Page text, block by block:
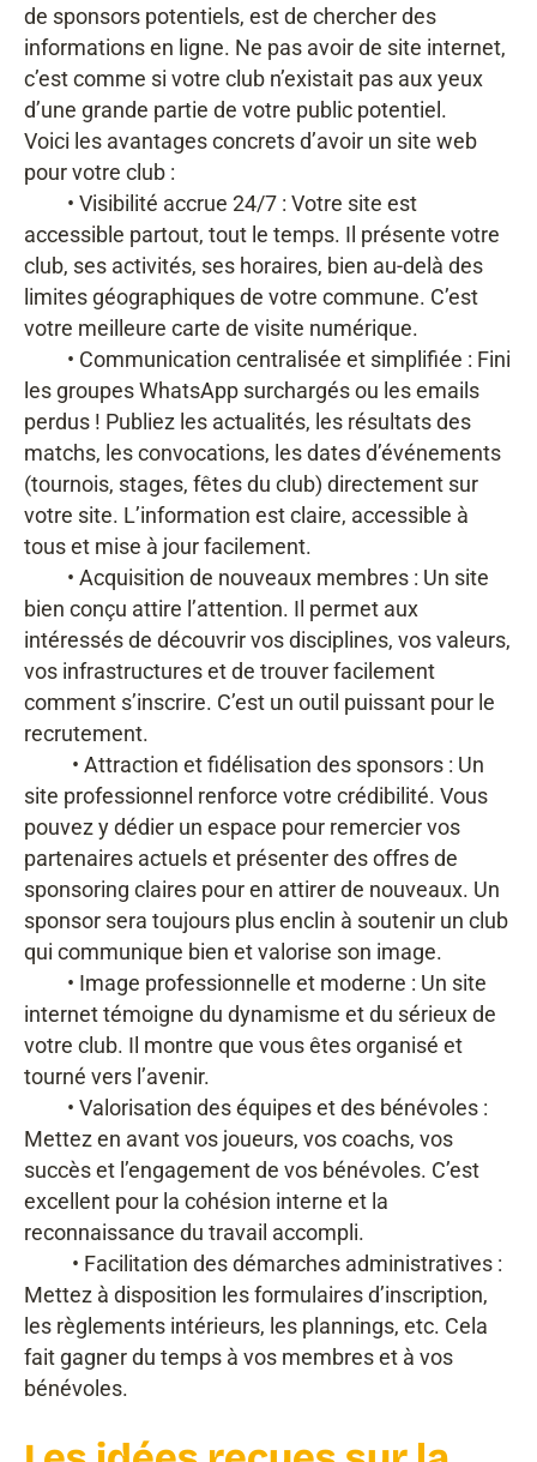
de sponsors potentiels, est de chercher des
informations en ligne. Ne pas avoir de site internet,
c’est comme si votre club n’existait pas aux yeux
d’une grande partie de votre public potentiel.
Voici les avantages concrets d’avoir un site web
pour votre club :
• Visibilité accrue 24/7 : Votre site est
accessible partout, tout le temps. Il présente votre
club, ses activités, ses horaires, bien au-delà des
limites géographiques de votre commune. C’est
votre meilleure carte de visite numérique.
• Communication centralisée et simplifiée : Fini
les groupes WhatsApp surchargés ou les emails
perdus ! Publiez les actualités, les résultats des
matchs, les convocations, les dates d’événements
(tournois, stages, fêtes du club) directement sur
votre site. L’information est claire, accessible à
tous et mise à jour facilement.
• Acquisition de nouveaux membres : Un site
bien conçu attire l’attention. Il permet aux
intéressés de découvrir vos disciplines, vos valeurs,
vos infrastructures et de trouver facilement
comment s’inscrire. C’est un outil puissant pour le
recrutement.
• Attraction et fidélisation des sponsors : Un
site professionnel renforce votre crédibilité. Vous
pouvez y dédier un espace pour remercier vos
partenaires actuels et présenter des offres de
sponsoring claires pour en attirer de nouveaux. Un
sponsor sera toujours plus enclin à soutenir un club
qui communique bien et valorise son image.
• Image professionnelle et moderne : Un site
internet témoigne du dynamisme et du sérieux de
votre club. Il montre que vous êtes organisé et
tourné vers l’avenir.
• Valorisation des équipes et des bénévoles :
Mettez en avant vos joueurs, vos coachs, vos
succès et l’engagement de vos bénévoles. C’est
excellent pour la cohésion interne et la
reconnaissance du travail accompli.
• Facilitation des démarches administratives :
Mettez à disposition les formulaires d’inscription,
les règlements intérieurs, les plannings, etc. Cela
fait gagner du temps à vos membres et à vos
bénévoles.